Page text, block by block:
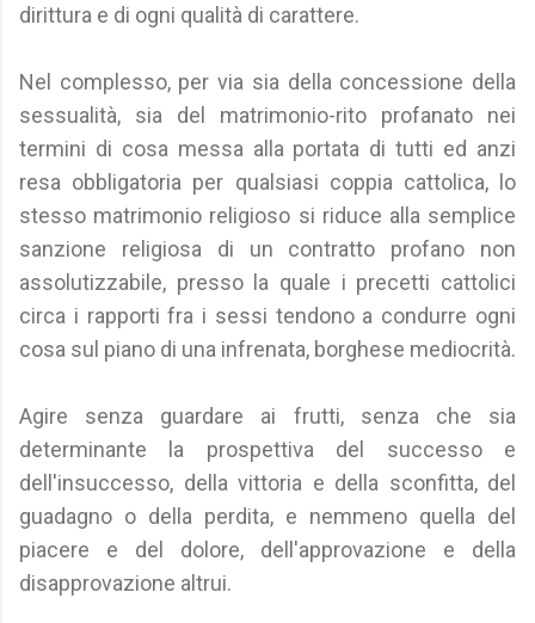
dirittura e di ogni qualità di carattere.
Nel complesso, per via sia della concessione della
sessualità, sia del matrimonio-rito profanato nei
termini di cosa messa alla portata di tutti ed anzi
resa obbligatoria per qualsiasi coppia cattolica, lo
stesso matrimonio religioso si riduce alla semplice
sanzione religiosa di un contratto profano non
assolutizzabile, presso la quale i precetti cattolici
circa i rapporti fra i sessi tendono a condurre ogni
cosa sul piano di una infrenata, borghese mediocrità.
Agire senza guardare ai frutti, senza che sia
determinante la prospettiva del successo e
dell'insuccesso, della vittoria e della sconfitta, del
guadagno o della perdita, e nemmeno quella del
piacere e del dolore, dell'approvazione e della
disapprovazione altrui.